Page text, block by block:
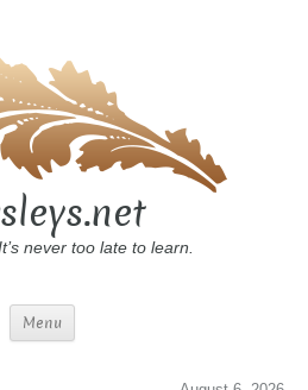
never too late to learn.
Menu